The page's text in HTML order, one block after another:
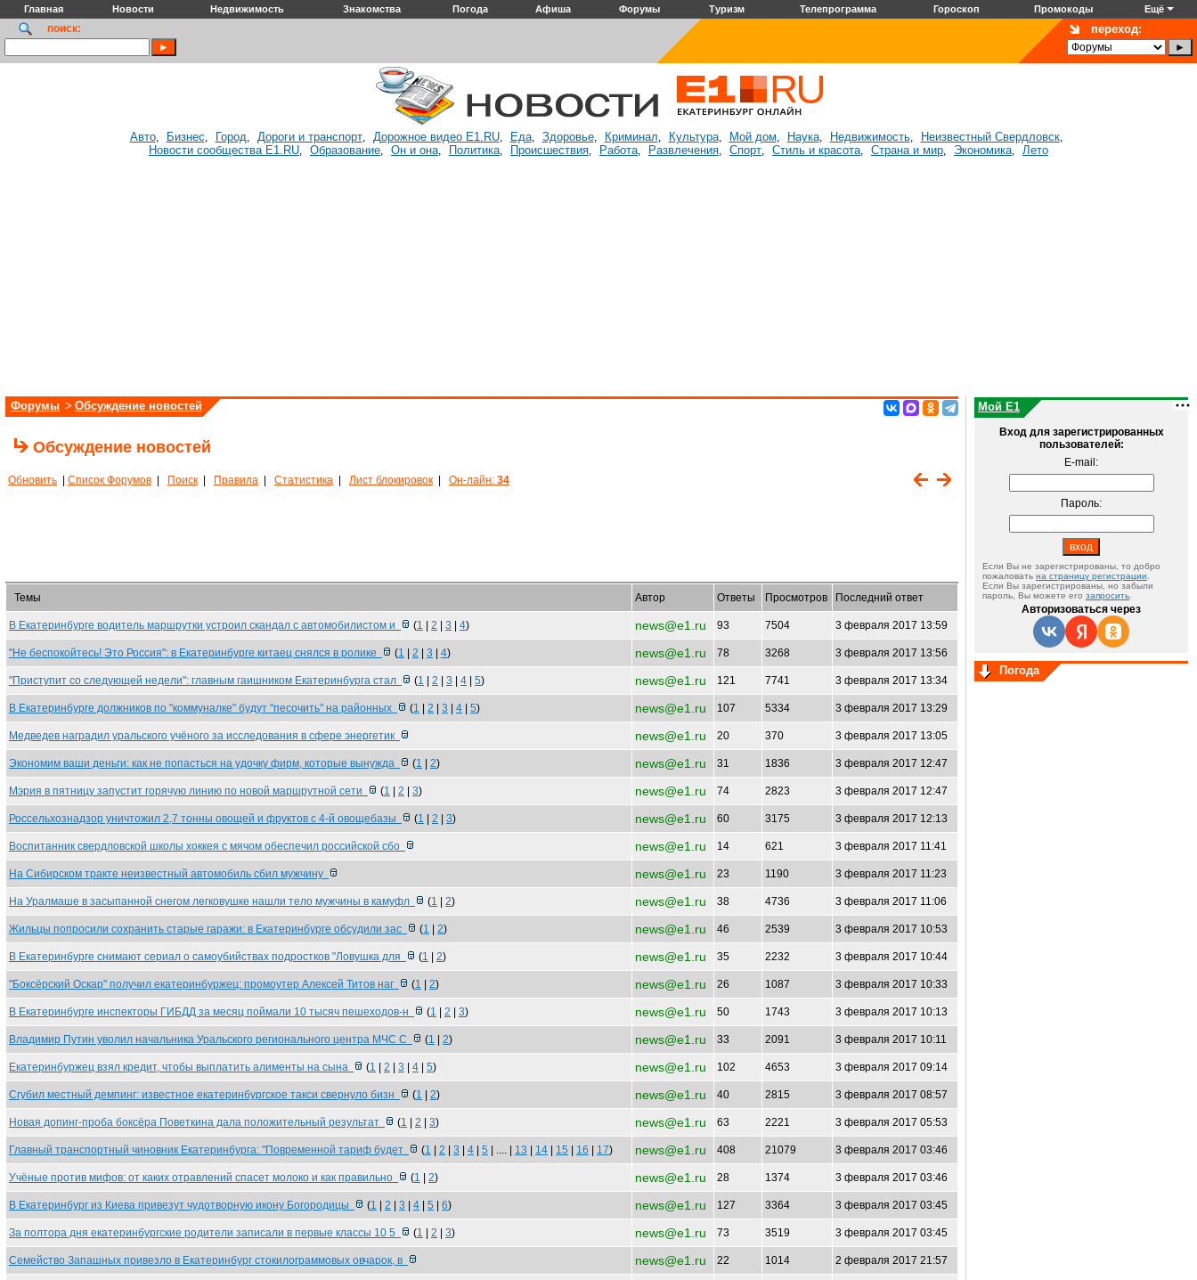
Главная Новости Недвижимость Знакомства Погода Афиша Форумы Туризм Телепрограмма Гороскоп Промокоды Ещё
поиск: переход:
Авто, Бизнес, Город, Дороги и транспорт, Дорожное видео E1.RU, Еда, Здоровье, Криминал, Культура, Мой дом, Наука, Недвижимость, Неизвестный Свердловск,
Новости сообщества E1.RU, Образование, Он и она, Политика, Происшествия, Работа, Развлечения, Спорт, Стиль и красота, Страна и мир, Экономика, Лето
Форумы > Обсуждение новостей
Обсуждение новостей
Обновить Список Форумов Поиск Правила Статистика Лист блокировок Он-лайн: 34
Темы Автор Ответы Просмотров Последний ответ
В Екатеринбурге водитель маршрутки устроил скандал с автомобилистом и (1 2 3 4) news@e1.ru 93 7504 3 февраля 2017 13:59
"Не беспокойтесь! Это Россия": в Екатеринбурге китаец снялся в ролике (1 2 3 4) news@e1.ru 78 3268 3 февраля 2017 13:56
"Приступит со следующей недели": главным гаишником Екатеринбурга стал (1 2 3 4 5) news@e1.ru 121 7741 3 февраля 2017 13:34
В Екатеринбурге должников по "коммуналке" будут "песочить" на районных (1 2 3 4 5) news@e1.ru 107 5334 3 февраля 2017 13:29
Медведев наградил уральского учёного за исследования в сфере энергетик news@e1.ru 20 370 3 февраля 2017 13:05
Экономим ваши деньги: как не попасться на удочку фирм, которые вынужда (1 2) news@e1.ru 31 1836 3 февраля 2017 12:47
Мэрия в пятницу запустит горячую линию по новой маршрутной сети (1 2 3) news@e1.ru 74 2823 3 февраля 2017 12:47
Россельхознадзор уничтожил 2,7 тонны овощей и фруктов с 4-й овощебазы (1 2 3) news@e1.ru 60 3175 3 февраля 2017 12:13
Воспитанник свердловской школы хоккея с мячом обеспечил российской сбо news@e1.ru 14 621 3 февраля 2017 11:41
На Сибирском тракте неизвестный автомобиль сбил мужчину news@e1.ru 23 1190 3 февраля 2017 11:23
На Уралмаше в засыпанной снегом легковушке нашли тело мужчины в камуфл (1 2) news@e1.ru 38 4736 3 февраля 2017 11:06
Жильцы попросили сохранить старые гаражи: в Екатеринбурге обсудили зас (1 2) news@e1.ru 46 2539 3 февраля 2017 10:53
В Екатеринбурге снимают сериал о самоубийствах подростков "Ловушка для (1 2) news@e1.ru 35 2232 3 февраля 2017 10:44
"Боксёрский Оскар" получил екатеринбуржец: промоутер Алексей Титов наг (1 2) news@e1.ru 26 1087 3 февраля 2017 10:33
В Екатеринбурге инспекторы ГИБДД за месяц поймали 10 тысяч пешеходов-н (1 2 3) news@e1.ru 50 1743 3 февраля 2017 10:13
Владимир Путин уволил начальника Уральского регионального центра МЧС С (1 2) news@e1.ru 33 2091 3 февраля 2017 10:11
Екатеринбуржец взял кредит, чтобы выплатить алименты на сына (1 2 3 4 5) news@e1.ru 102 4653 3 февраля 2017 09:14
Сгубил местный демпинг: известное екатеринбургское такси свернуло бизн (1 2) news@e1.ru 40 2815 3 февраля 2017 08:57
Новая допинг-проба боксёра Поветкина дала положительный результат (1 2 3) news@e1.ru 63 2221 3 февраля 2017 05:53
Главный транспортный чиновник Екатеринбурга: "Повременной тариф будет (1 2 3 4 5 | .... | 13 14 15 16 17) news@e1.ru 408 21079 3 февраля 2017 03:46
Учёные против мифов: от каких отравлений спасет молоко и как правильно (1 2) news@e1.ru 28 1374 3 февраля 2017 03:46
В Екатеринбург из Киева привезут чудотворную икону Богородицы (1 2 3 4 5 6) news@e1.ru 127 3364 3 февраля 2017 03:45
За полтора дня екатеринбургские родители записали в первые классы 10 5 (1 2 3) news@e1.ru 73 3519 3 февраля 2017 03:45
Семейство Запашных привезло в Екатеринбург стокилограммовых овчарок, в news@e1.ru 22 1014 2 февраля 2017 21:57
Мой E1
Вход для зарегистрированных
пользователей:
E-mail:
Пароль:
Если Вы не зарегистрированы, то добро
пожаловать на страницу регистрации
Если Вы зарегистрированы, но забыли
пароль, Вы можете его запросить
Авторизоваться через
Погода